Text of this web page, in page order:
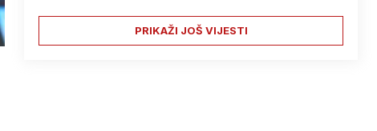
PRIKAŽI JOŠ VIJESTI